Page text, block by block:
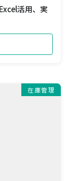
活用、実
在庫管理